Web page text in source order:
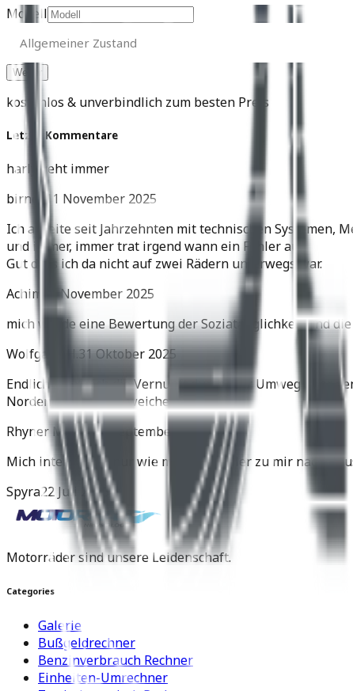
Modell
Zustand
Allgemeiner Zustand
kostenlos & unverbindlich zum besten Preis
Letzte Kommentare
harly geht immer
birnes11 November 2025
Ich arbeite seit Jahrzehnten mit technischen Systemen,
und immer, immer trat irgend wann ein Fehler auf.
Gut dass ich da nicht auf zwei Rädern unterwegs war.
Achim
05 November 2025
mich würde eine Bewertung der Soziatauglichkeit und
Wolfgang H.31 Oktober 2025
Endlich setzt sich die Vernunft durch. Der Umweg über
Norden der Yamaha weichen.
Rhyner Martin11 September 2025
Mich interessiert nur wie man den Roller zu mir nach
Spyra22 Juli 2025
Motorräder sind unsere Leidenschaft.
Categories
Galerie
Bußgeldrechner
Benzinverbrauch Rechner
Einheiten-Umrechner